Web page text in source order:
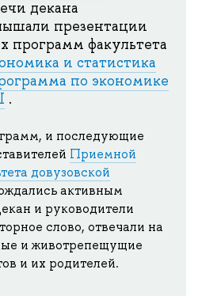
декана
презентации
программ факультета
и статистика
по экономике
.
и последующие
Приемной
довузовской
активным
и руководители
слово, отвечали на
и животрепещущие
и их родителей.